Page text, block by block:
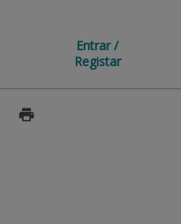
Entrar /
Registar